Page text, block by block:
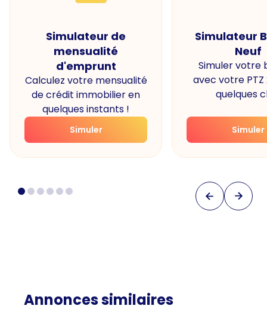
Simulateur de
mensualité
d'emprunt
Calculez votre mensualité
de crédit immobilier en
quelques instants !
Simuler
Simulateur
Neuf
Simuler votre
avec votre PTZ
quelques
Simuler
Annonces similaires